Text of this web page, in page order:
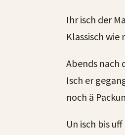
Ihr isch der
Klassisch wie
Abends nach
Isch er
noch ä
Un isch bis